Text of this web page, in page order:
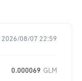
2026/08/07 22:59
0.000069 GLM